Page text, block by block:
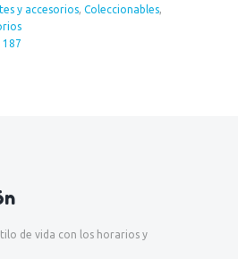
y accesorios, Coleccionables,
de vida con los horarios y